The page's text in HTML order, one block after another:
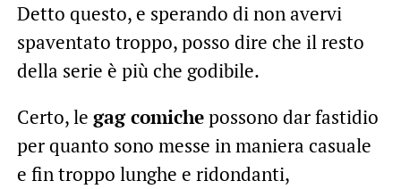
Detto questo, e sperando di non avervi
spaventato troppo, posso dire che il resto
della serie è più che godibile.
Certo, le gag comichepossono dar fastidio
per quanto sono messe in maniera casuale
e fin troppo lunghe e ridondanti,